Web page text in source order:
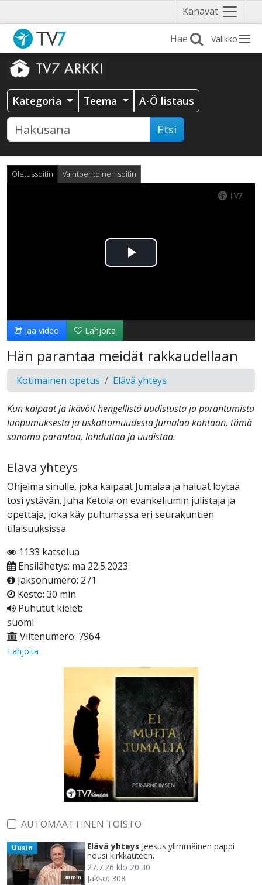
Kanavat Näytä
valikko
Valikko
Kategoria Teema A-Ö listaus
Etsi
Oletussoitin Vaihtoehtoinen soitin
Toista
Jaa video Lahjoita
Hän parantaa meidät rakkaudellaan
Kotimainen opetus Elävä yhteys
Kun kaipaat ja ikävöit hengellistä uudistusta ja parantumista
luopumuksesta ja uskottomuudesta Jumalaa kohtaan, tämä
sanoma parantaa, lohduttaa ja uudistaa.
Elävä yhteys
Ohjelma sinulle, joka kaipaat Jumalaa ja haluat löytää
tosi ystävän. Juha Ketola on evankeliumin julistaja ja
opettaja, joka käy puhumassa eri seurakuntien
tilaisuuksissa.
1133 katselua
Ensilähetys: ma 22.5.2023
Jaksonumero: 271
Kesto: 30 min
Puhutut kielet:
suomi
Viitenumero: 7964
Lahjoita
AUTOMAATTINEN TOISTO
30 min
Uusin Elävä yhteys Jeesus ylimmäinen pappi
nousi kirkkauteen.
27.7.26 klo 20.30
Jakso: 308